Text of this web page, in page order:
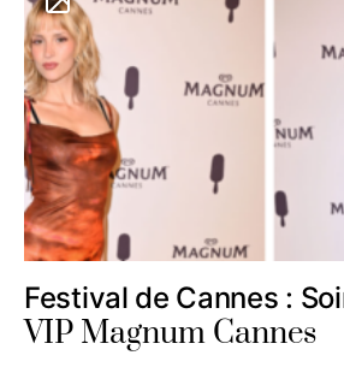
Festival de Cannes :
VIP Magnum Cannes